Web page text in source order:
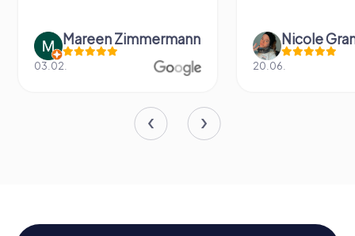
Mareen Zimmermann
03.02.
Nicole
20.06.